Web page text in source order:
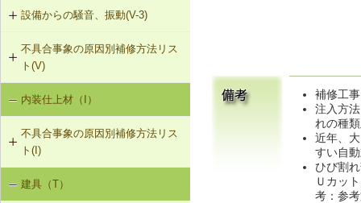
設備からの騒音、振動(V-3)
V-3-001 換気扇・ダクト等の交換工
事
V-3-002 水栓の取付け直し
V-3-003 器具用通気弁の取付け
への交換
不具合事象の原因別補修方法リス
ト(V)
床振動（V-1）
水平振動（V-2）
設備からの騒音、振動（V-3）
内装仕上材（I）
不具合事象の原因別補修方法リス
ト(I)
内装仕上材の汚損（I-1）
建具（T）
補修工
注入方
れの種
近年、
すい自
ひび割
Ｕカッ
考：参